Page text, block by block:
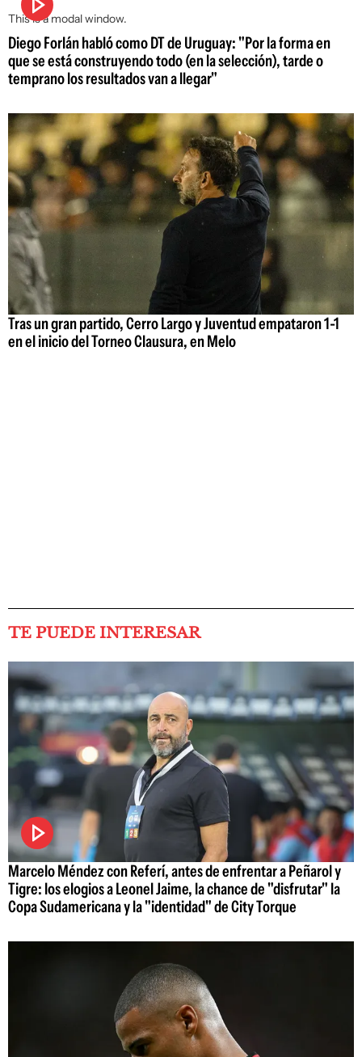
This is a modal window.
Diego Forlán habló como DT de Uruguay: "Por la forma en
que se está construyendo todo (en la selección), tarde o
temprano los resultados van a llegar"
Tras un gran partido, Cerro Largo y Juventud empataron 1-1
en el inicio del Torneo Clausura, en Melo
TE PUEDE INTERESAR
Marcelo Méndez con Referí, antes de enfrentar a Peñarol y
Tigre: los elogios a Leonel Jaime, la chance de "disfrutar" la
Copa Sudamericana y la "identidad" de City Torque